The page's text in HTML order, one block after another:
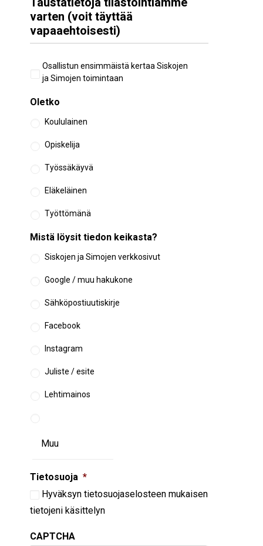
varten (voit täyttää
vapaaehtoisesti)
Aiempi
osallistuminen
Osallistun ensimmäistä kertaa Siskojen
ja Simojen toimintaan
Oletko
Koululainen
Opiskelija
Työssäkäyvä
Eläkeläinen
Työttömänä
Mistä löysit tiedon keikasta?
Siskojen ja Simojen verkkosivut
Google / muu hakukone
Sähköpostiuutiskirje
Facebook
Instagram
Juliste / esite
Lehtimainos
Tietosuoja *
Hyväksyn tietosuojaselosteen mukaisen
tietojeni käsittelyn
CAPTCHA